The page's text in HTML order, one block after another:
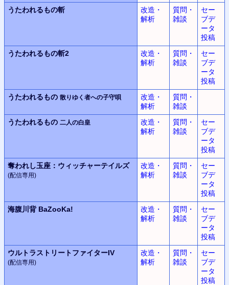
うたわれるもの斬
改造・
解析
質問・
雑談
セー
ブデ
ータ
投稿
うたわれるもの斬2
改造・
解析
質問・
雑談
セー
ブデ
ータ
投稿
うたわれるもの 散りゆく者への子守唄
改造・
解析
質問・
雑談
うたわれるもの 二人の白皇
改造・
解析
質問・
雑談
セー
ブデ
ータ
投稿
奪われし玉座： ウィッチャーテイルズ
(配信専用)
改造・
解析
質問・
雑談
セー
ブデ
ータ
投稿
海腹川背 BaZooKa!
改造・
解析
質問・
雑談
セー
ブデ
ータ
投稿
ウルトラストリートファイターIV
(配信専用)
改造・
解析
質問・
雑談
セー
ブデ
ータ
投稿